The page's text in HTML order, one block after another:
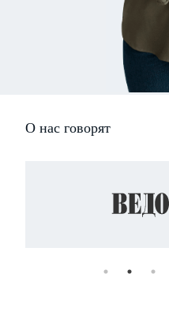
О нас говорят